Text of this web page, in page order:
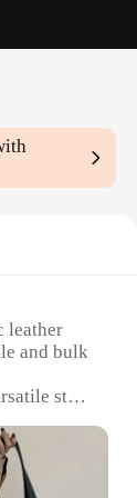
leather
and bulk
style
with a
travel,